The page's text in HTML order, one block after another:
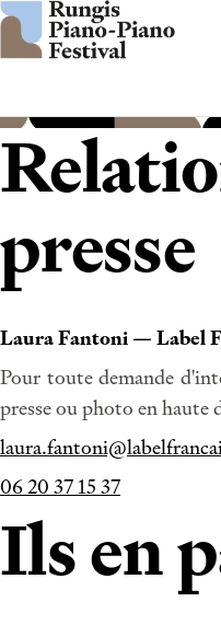
Aller au contenu
presse
Laura Fantoni — Label
Pour toute demande
presse ou photo en
06 20 37 15 37
Ils en